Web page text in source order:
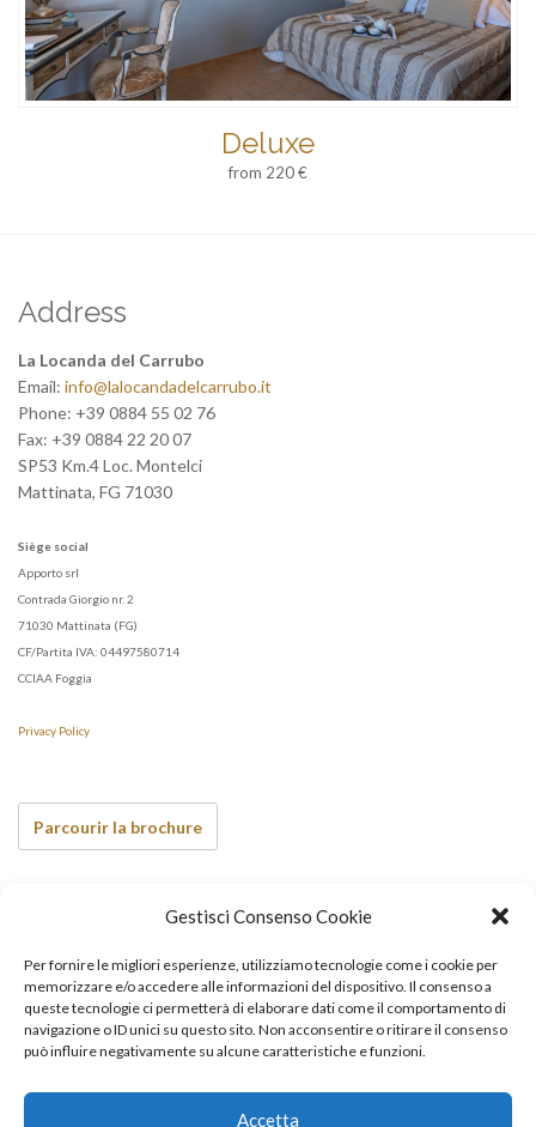
Gestisci Consenso Cookie
Per fornire le migliori esperienze, utilizziamo tecnologie come i cookie per
memorizzare e/o accedere alle informazioni del dispositivo. Il consenso a
queste tecnologie ci permetterà di elaborare dati come il comportamento di
navigazione o ID unici su questo sito. Non acconsentire o ritirare il consenso
può influire negativamente su alcune caratteristiche e funzioni.
Accetta
Deluxe
from 220 €
Address
La Locanda del Carrubo
Email: info@lalocandadelcarrubo.it
Phone: +39 0884 55 02 76
Fax: +39 0884 22 20 07
SP53 Km.4 Loc. Montelci
Mattinata, FG 71030
Siège social
Apporto srl
Contrada Giorgio nr. 2
71030 Mattinata (FG)
CF/Partita IVA: 04497580714
CCIAA Foggia
Privacy Policy
Parcourir la brochure